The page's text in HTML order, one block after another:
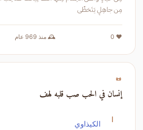
مِن جاهِلٍ يَتَحَظّى
❤️ 0 🕰️ منذ 969 عام
📜
إنسان في الحب صب قلبه لهف
ا الكيذاوي